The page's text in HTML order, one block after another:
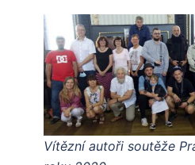
Vítězní autoři soutěže